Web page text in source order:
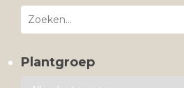
Plantgroep